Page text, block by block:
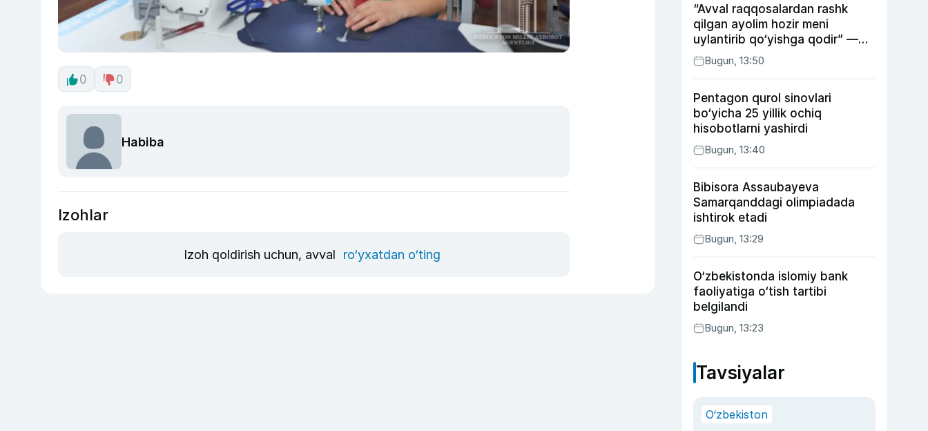
0 0
Habiba
Izohlar
Izoh qoldirish uchun, avval ro‘yxatdan o‘ting
“Avval raqqosalardan rashk
qilgan ayolim hozir meni
uylantirib qo‘yishga qodir” —
Anvar Sobirov davlat ishidagi
faoliyati va o‘g‘il tarbiyasidagi
Bugun, 13:50
Pentagon qurol sinovlari
bo‘yicha 25 yillik ochiq
hisobotlarni yashirdi
Bugun, 13:40
Bibisora Assaubayeva
Samarqanddagi olimpiadada
ishtirok etadi
Bugun, 13:29
O‘zbekistonda islomiy bank
faoliyatiga o‘tish tartibi
belgilandi
Bugun, 13:23
Tavsiyalar
O‘zbekiston